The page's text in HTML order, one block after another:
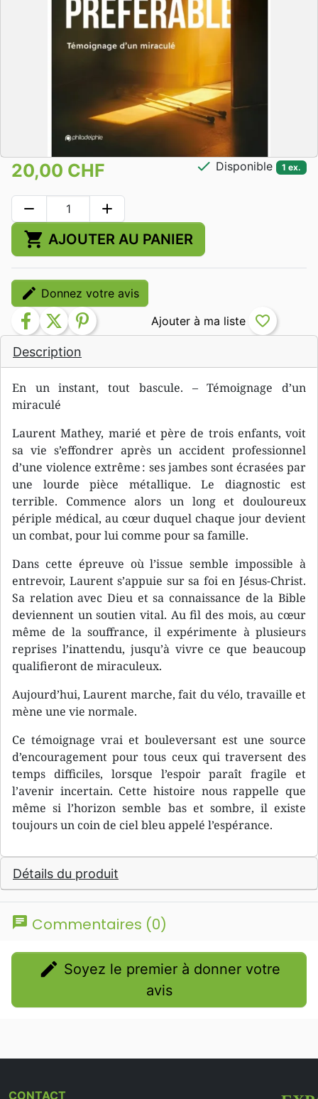
Description
En un instant, tout bascule. – Témoignage d’un
miraculé
Laurent Mathey, marié et père de trois enfants, voit
sa vie s’effondrer après un accident professionnel
d’une violence extrême : ses jambes sont écrasées par
une lourde pièce métallique. Le diagnostic est
terrible. Commence alors un long et douloureux
périple médical, au cœur duquel chaque jour devient
un combat, pour lui comme pour sa famille.
Dans cette épreuve où l’issue semble impossible à
entrevoir, Laurent s’appuie sur sa foi en Jésus-Christ.
Sa relation avec Dieu et sa connaissance de la Bible
deviennent un soutien vital. Au fil des mois, au cœur
même de la souffrance, il expérimente à plusieurs
reprises l’inattendu, jusqu’à vivre ce que beaucoup
qualifieront de miraculeux.
Aujourd’hui, Laurent marche, fait du vélo, travaille et
mène une vie normale.
Ce témoignage vrai et bouleversant est une source
d’encouragement pour tous ceux qui traversent des
temps difficiles, lorsque l’espoir paraît fragile et
l’avenir incertain. Cette histoire nous rappelle que
même si l’horizon semble bas et sombre, il existe
toujours un coin de ciel bleu appelé l’espérance.
Détails du produit
20,00 CHF check Disponible 1 ex.
remove add
shopping_cart AJOUTER AU PANIER
edit Donnez votre avis
facebook twitter pinterest favorite_border
chat Commentaires (0)
edit
avis
CONTACT